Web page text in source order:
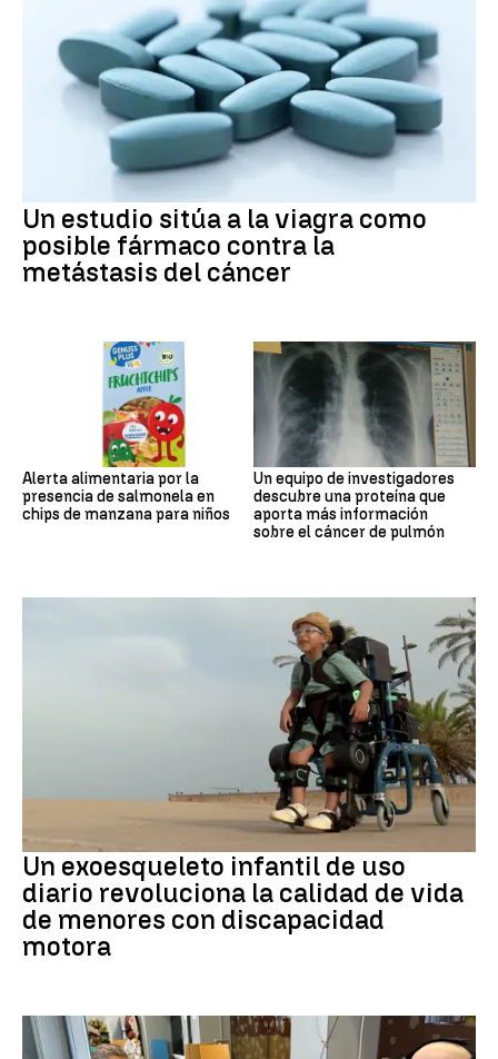
Un estudio sitúa a la viagra como
posible fármaco contra la
metástasis del cáncer
Alerta alimentaria por la
presencia de salmonela en
chips de manzana para niños
Un equipo de investigadores
descubre una proteína que
aporta más información
sobre el cáncer de pulmón
DISCAPACIDAD
Un exoesqueleto infantil de uso
diario revoluciona la calidad de vida
de menores con discapacidad
motora